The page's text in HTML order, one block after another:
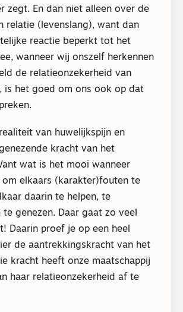
zegt. En dan niet alleen over de
relatie (levenslang), want dan
reactie beperkt tot het
wanneer wij onszelf herkennen
de relatieonzekerheid van
is het goed om ons ook op dat
van huwelijkspijn en
kracht van het
wat is het mooi wanneer
om elkaars (karakter)fouten te
daarin te helpen, te
te genezen. Daar gaat zo veel
Daarin proef je op een heel
de aantrekkingskracht van het
kracht heeft onze maatschappij
haar relatieonzekerheid af te